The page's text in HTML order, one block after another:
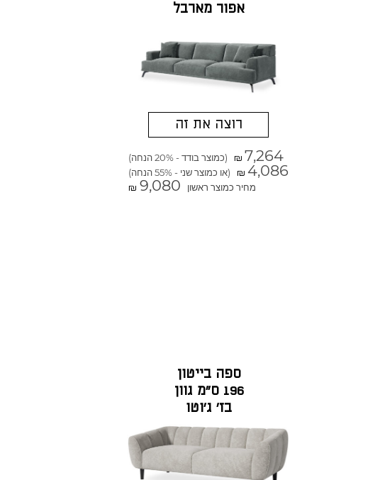
אפור מארבל
רוצה את זה
₪ 7,264 (כמוצר בודד - 20% הנחה)
₪ 4,086
(או כמוצר שני - 55% הנחה)
מחיר כמוצר ראשון
₪ 9,080
ספה בייטון
196 ס"מ גוון
בז' ג'וטו